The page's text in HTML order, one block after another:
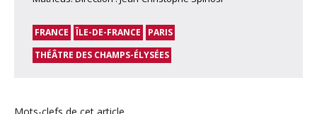
FRANCE ÎLE-DE-FRANCE
PARIS
THÉÂTRE DES CHAMPS-ÉLYSÉES